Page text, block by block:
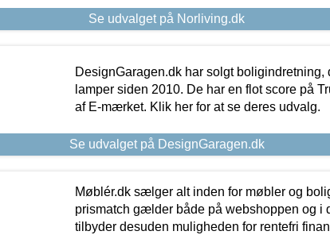
Se udvalget på Norliving.dk
DesignGaragen.dk har solgt boligindretning,
lamper siden 2010. De har en flot score på
af E-mærket. Klik her for at se deres udvalg.
Se udvalget på DesignGaragen.dk
Møblér.dk sælger alt inden for møbler og
prismatch gælder både på webshoppen og i
tilbyder desuden muligheden for rentefri